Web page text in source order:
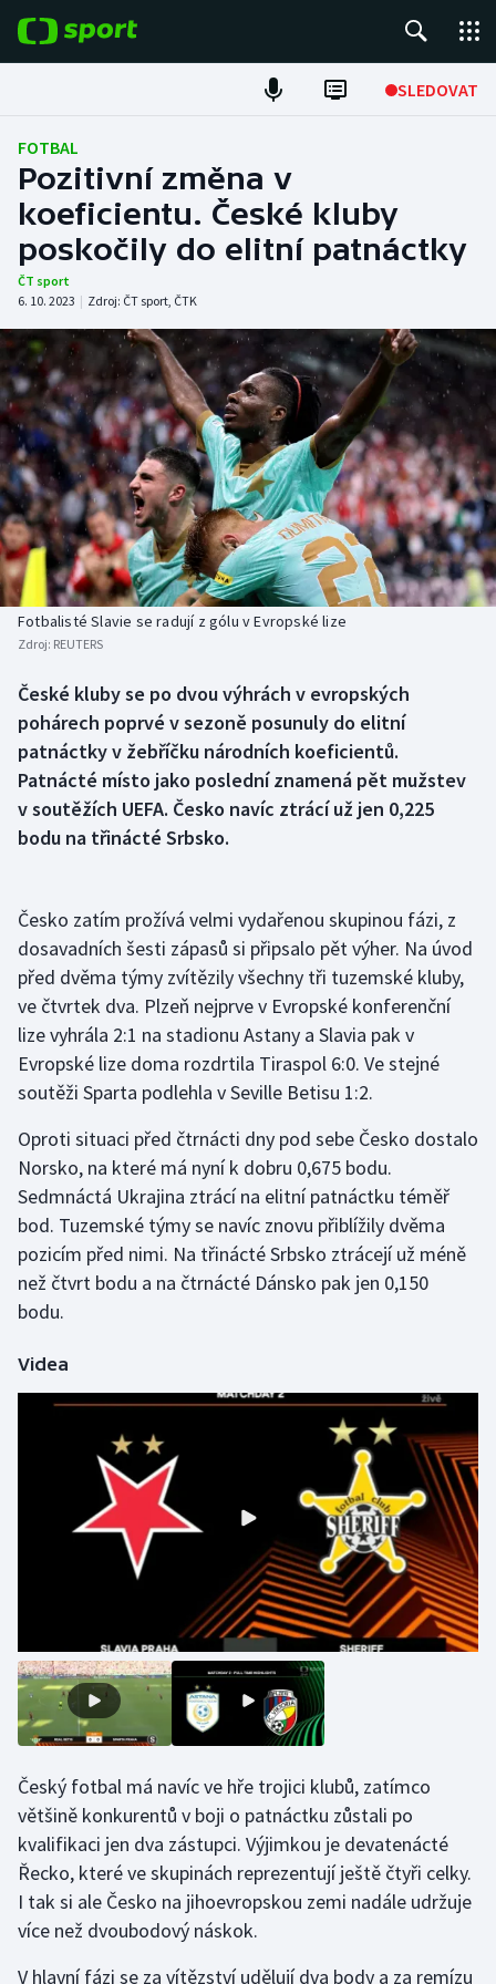
SLEDOVAT
Fotbal
Hokej
Tenis
Atletika
Cyklistika
DALŠÍ SPORTY
Americký fotbal
Baseball a softbal
Basketbal
Biatlon
Box
Curling
Dostihy
Futsal
Golf
Gymnastika
Házená
Jezdectví
Judo
Krasobruslení
Lezení
Lyže a snowboard
Motorsport
Olympijské hry
Plážový volejbal
Ragby
Rychlobruslení
Rychlostní kanoistika
Short track
NEPŘEHLÉDNĚTE
Soutěže
Historické návraty
Aplikace ČT sport
FOTBAL
Pozitivní změna v
koeficientu. České kluby
poskočily do elitní patnáctky
ČT sport
6. 10. 2023 | Zdroj: ČT sport, ČTK
Fotbalisté Slavie se radují z gólu v Evropské lize
Zdroj: REUTERS
České kluby se po dvou výhrách v evropských
pohárech poprvé v sezoně posunuly do elitní
patnáctky v žebříčku národních koeficientů.
Patnácté místo jako poslední znamená pět mužstev
v soutěžích UEFA. Česko navíc ztrácí už jen 0,225
bodu na třinácté Srbsko.
Česko zatím prožívá velmi vydařenou skupinou fázi, z
dosavadních šesti zápasů si připsalo pět výher. Na úvod
před dvěma týmy zvítězily všechny tři tuzemské kluby,
ve čtvrtek dva. Plzeň nejprve v Evropské konferenční
lize vyhrála 2:1 na stadionu Astany a Slavia pak v
Evropské lize doma rozdrtila Tiraspol 6:0. Ve stejné
soutěži Sparta podlehla v Seville Betisu 1:2.
Oproti situaci před čtrnácti dny pod sebe Česko dostalo
Norsko, na které má nyní k dobru 0,675 bodu.
Sedmnáctá Ukrajina ztrácí na elitní patnáctku téměř
bod. Tuzemské týmy se navíc znovu přiblížily dvěma
pozicím před nimi. Na třinácté Srbsko ztrácejí už méně
než čtvrt bodu a na čtrnácté Dánsko pak jen 0,150
bodu.
Videa
Český fotbal má navíc ve hře trojici klubů, zatímco
většině konkurentů v boji o patnáctku zůstali po
kvalifikaci jen dva zástupci. Výjimkou je devatenácté
Řecko, které ve skupinách reprezentují ještě čtyři celky.
I tak si ale Česko na jihoevropskou zemi nadále udržuje
více než dvoubodový náskok.
V hlavní fázi se za vítězství udělují dva body a za remízu